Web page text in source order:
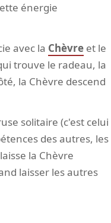
énergie
avec la Chèvre et le
trouve le radeau, la
la Chèvre descend
solitaire (c'est celui
des autres, les
la Chèvre
laisser les autres